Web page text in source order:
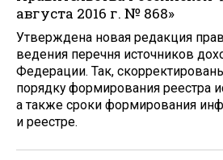
августа 2016 г. № 868»
Утверждена новая редакция
ведения перечня источников
Федерации. Так,
порядку формирования реестра
а также сроки формирования
и реестре.